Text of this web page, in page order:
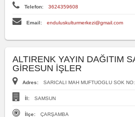
Telefon: 3624359608
Email: enduluskulturmerkezi@gmail.com
ALTIRENK YAYIN DAĞITIM
GİRESUN İŞLER
Adres: SARICALI MAH MUFTUOGLU SOK
İl: SAMSUN
İlçe: ÇARŞAMBA